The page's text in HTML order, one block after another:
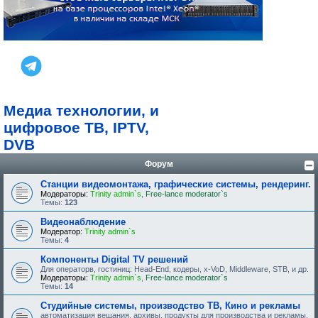
Медиа технологии, и
цифровое ТВ, IPTV,
DVB
Форум
Станции видеомонтажа, графические системы, рендеринг.
Модераторы: Trinity admin`s
Free-lance moderator`s
Темы: 123
Видеонаблюдение
Модератор: Trinity admin`s
Темы: 4
Компоненты Digital TV решений
Для операторв, гостиниц: Head-End, кодеры, x-VoD, Middleware, STB, и др.
Модераторы: Trinity admin`s
Free-lance moderator`s
Темы: 14
Студийные системы, производство ТВ, Кино и рекламы
автоматизация вещания, архивы, продукты для производства и рекламы.